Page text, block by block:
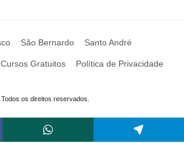
São Bernardo Santo André
Cursos Gratuitos Política de Privacidade
Todos os direitos reservados.